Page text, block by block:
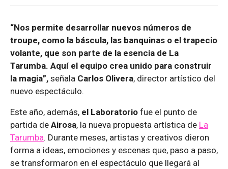
“Nos permite desarrollar nuevos números de
troupe, como la báscula, las banquinas o el trapecio
volante, que son parte de la esencia de La
Tarumba. Aquí el equipo crea unido para construir
la magia”, señala Carlos Olivera, director artístico del
nuevo espectáculo.
Este año, además, el Laboratorio fue el punto de
partida de Airosa, la nueva propuesta artística de La
Tarumba. Durante meses, artistas y creativos dieron
forma a ideas, emociones y escenas que, paso a paso,
se transformaron en el espectáculo que llegará al